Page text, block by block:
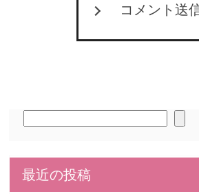
コメント送
索
最近の投稿